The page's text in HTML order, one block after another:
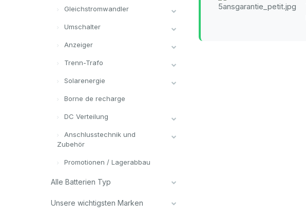
Gleichstromwandler
Umschalter
Anzeiger
Trenn-Trafo
Solarenergie
Borne de recharge
DC Verteilung
Anschlusstechnik und
Zubehör
Promotionen / Lagerabbau
Alle Batterien Typ
Unsere wichtigsten Marken